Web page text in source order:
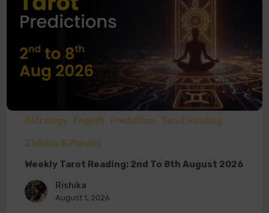
Astrology English Prediction Tarot Reading
Zodiacs & Planets
Weekly Tarot Reading: 2nd To 8th August 2026
Rishika
August 1, 2026